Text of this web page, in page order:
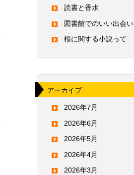
読書と香水
図書館でのいい出会い
桜に関する小説って
アーカイブ
2026年7月
2026年6月
2026年5月
2026年4月
2026年3月